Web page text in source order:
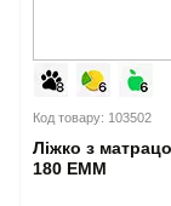
Код товару: 103502
Ліжко з
180 EMM